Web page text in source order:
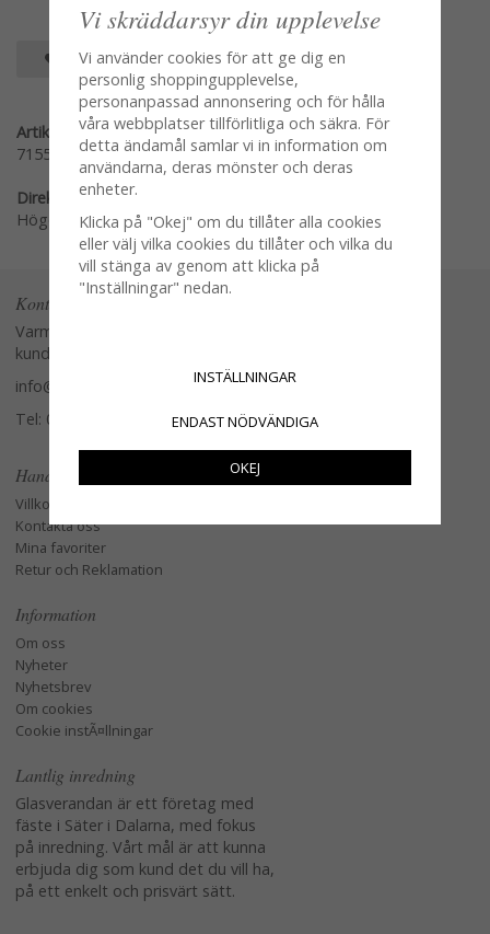
SPARA SOM FAVORIT
Artikelnummer:
71554-B
Direktlänk:
Högerklicka och kopiera adressen
Kontakta oss
Varmt välkommen att kontakta vår
kundtjänst.
info@glasverandan.se
Tel: 079-3495968
Handla
Villkor
Kontakta oss
Mina favoriter
Retur och Reklamation
Information
Om oss
Nyheter
Nyhetsbrev
Om cookies
Cookie instÃ¤llningar
Lantlig inredning
Glasverandan är ett företag med
fäste i Säter i Dalarna, med fokus
på inredning. Vårt mål är att kunna
erbjuda dig som kund det du vill ha,
på ett enkelt och prisvärt sätt.
Vi skräddarsyr din upplevelse
Vi använder cookies för att ge dig en
personlig shoppingupplevelse,
personanpassad annonsering och för hålla
våra webbplatser tillförlitliga och säkra. För
detta ändamål samlar vi in information om
användarna, deras mönster och deras
enheter.
Klicka på "Okej" om du tillåter alla cookies
eller välj vilka cookies du tillåter och vilka du
vill stänga av genom att klicka på
"Inställningar" nedan.
INSTÄLLNINGAR
ENDAST NÖDVÄNDIGA
OKEJ